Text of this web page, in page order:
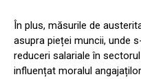
În plus, măsurile de
asupra pieței muncii, unde
reduceri salariale în
influențat moralul